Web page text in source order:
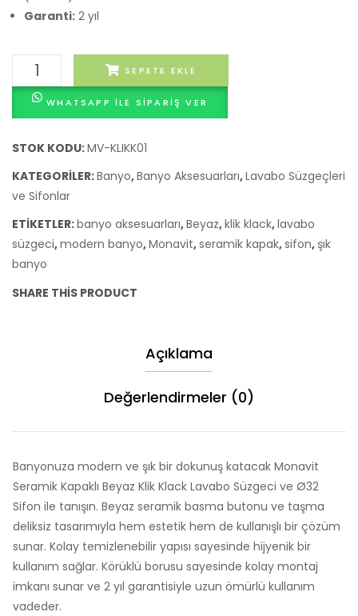
Garanti: 2 yıl
Monavit
Seramik
Kapaklı
Klik
Lavabo
Süzgeci
ve
Ø32
Sifon
adet
SEPETE EKLE
WHATSAPP ILE SIPARIŞ VER
STOK KODU:MV-KLIKK01
KATEGORILER:Banyo,Banyo Aksesuarları,Lavabo Süzgeçleri
ve Sifonlar
ETIKETLER:banyo aksesuarları,Beyaz,klik klack,lavabo
süzgeci,modern banyo,Monavit,seramik kapak,sifon, şık
banyo
SHARE THIS PRODUCT
Açıklama
Değerlendirmeler (0)
Banyonuza modern ve şık bir dokunuş katacak Monavit
Seramik Kapaklı Beyaz Klik Klack Lavabo Süzgeci ve Ø32
Sifon ile tanışın. Beyaz seramik basma butonu ve taşma
deliksiz tasarımıyla hem estetik hem de kullanışlı bir çözüm
sunar. Kolay temizlenebilir yapısı sayesinde hijyenik bir
kullanım sağlar. Körüklü borusu sayesinde kolay montaj
imkanı sunar ve 2 yıl garantisiyle uzun ömürlü kullanım
vadeder.